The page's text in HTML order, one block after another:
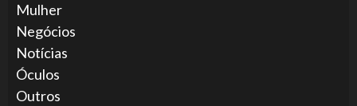
Mulher
Negócios
Notícias
Óculos
Outros